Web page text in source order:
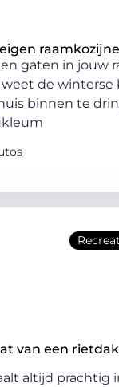
gaten in jouw
de winterse
binnen te
van een
altijd prachtig